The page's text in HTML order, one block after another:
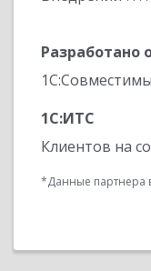
Разработано
1С:ИТС
Клиентов на
*Данные партнера